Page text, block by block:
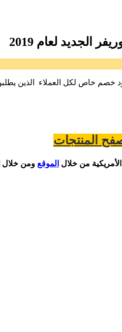
خصم خاص لكل العملاء الذين
المنتجات
من خلال الموقع ومن خلال